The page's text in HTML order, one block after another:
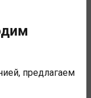
предлагаем